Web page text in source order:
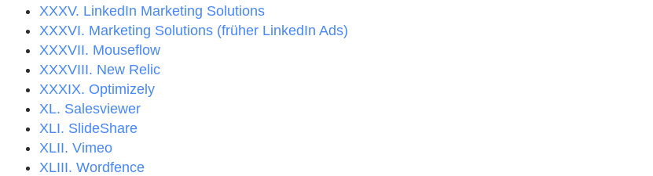
XXXV. LinkedIn Marketing Solutions
XXXVI. Marketing Solutions (früher LinkedIn Ads)
XXXVII. Mouseflow
XXXVIII. New Relic
XXXIX. Optimizely
XL. Salesviewer
XLI. SlideShare
XLII. Vimeo
XLIII. Wordfence